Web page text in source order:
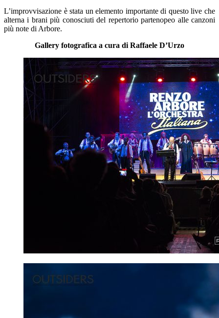
L’improvvisazione è stata un elemento importante di questo live che
alterna i brani più conosciuti del repertorio partenopeo alle canzoni
più note di Arbore.
Gallery fotografica a cura di Raffaele D’Urzo